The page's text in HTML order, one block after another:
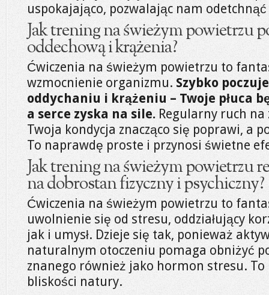
uspokajająco, pozwalając nam
Jak trening na świeżym powietrzu
oddechową i krążenia?
Ćwiczenia na świeżym powietrzu to
wzmocnienie organizmu. Szybko
oddychaniu i krążeniu – Twoje płuca
a serce zyska na sile. Regularny ruch
Twoja kondycja znacząco się poprawi, a
To naprawdę proste i przynosi świetne
Jak trening na świeżym powietrzu
na dobrostan fizyczny i psychiczny?
Ćwiczenia na świeżym powietrzu to
uwolnienie się od stresu, oddziałujący
jak i umysł. Dzieje się tak, ponieważ
naturalnym otoczeniu pomaga obniżyć
znanego również jako hormon stresu. To
bliskości natury.